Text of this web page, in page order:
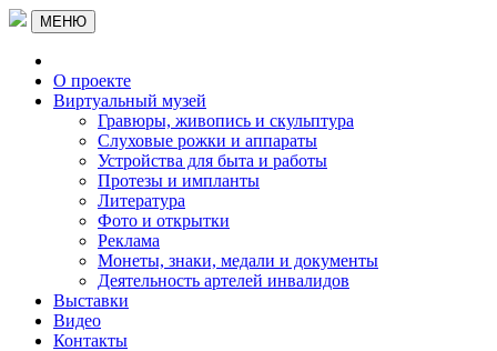
МЕНЮ
О проекте
Виртуальный музей
Гравюры, живопись и скульптура
Слуховые рожки и аппараты
Устройства для быта и работы
Протезы и импланты
Литература
Фото и открытки
Реклама
Монеты, знаки, медали и документы
Деятельность артелей инвалидов
Выставки
Видео
Контакты